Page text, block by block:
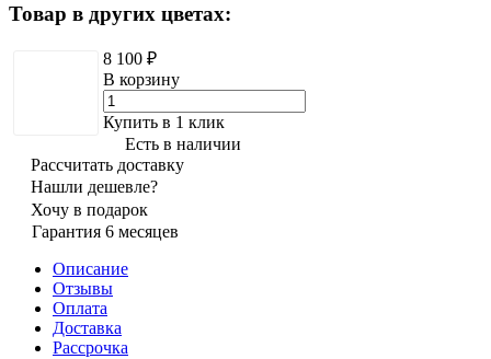
Товар в других цветах:
8 100 ₽
В корзину
Купить в 1 клик
Есть в наличии
Рассчитать доставку
Нашли дешевле?
Хочу в подарок
Гарантия 6 месяцев
Описание
Отзывы
Оплата
Доставка
Рассрочка